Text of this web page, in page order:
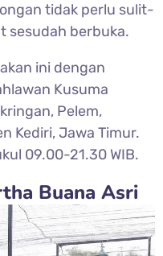
tidak perlu sulit-
sesudah berbuka.
ini dengan
Kusuma
Pelem,
Kediri, Jawa Timur.
09.00-21.30 WIB.
Buana Asri